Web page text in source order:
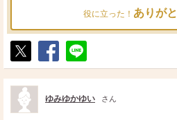
役に立った！ ありが
ポ
ス
ト
シ
ェ
送
る
ゆみゆかゆい さん